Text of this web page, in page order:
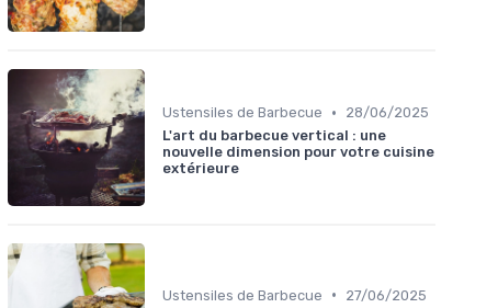
Ustensiles de Barbecue •
28/06/2025
L'art du barbecue vertical : une
nouvelle dimension pour votre cuisine
extérieure
Ustensiles de Barbecue •
27/06/2025